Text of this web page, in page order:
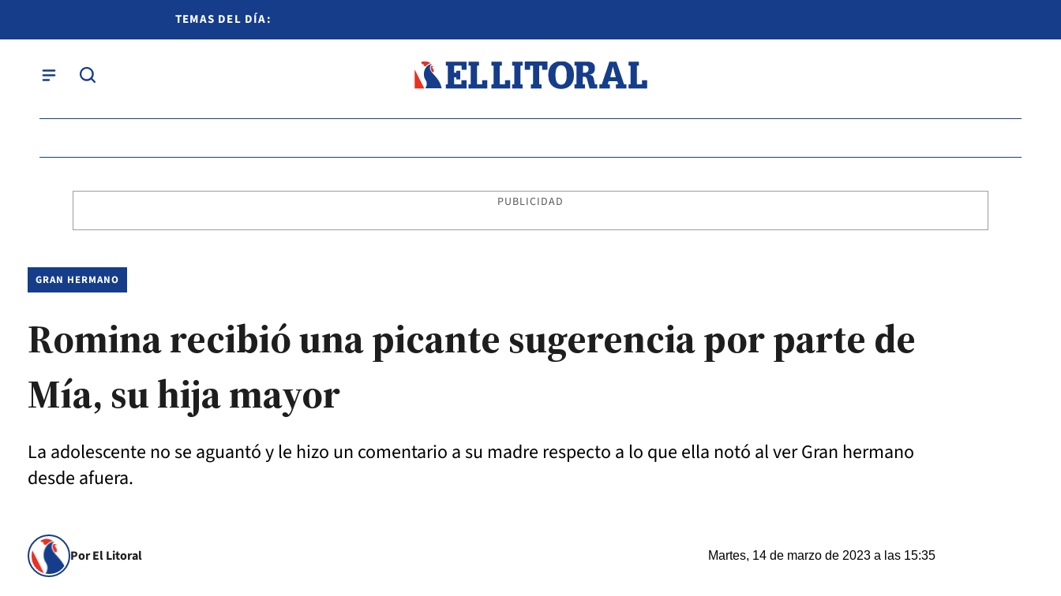
TEMAS DEL DÍA:
PUBLICIDAD
GRAN HERMANO
Romina recibió una picante sugerencia por parte de
Mía, su hija mayor
La adolescente no se aguantó y le hizo un comentario a su madre respecto a lo que ella notó al ver Gran hermano
desde afuera.
Por El Litoral Martes, 14 de marzo de 2023 a las 15:35